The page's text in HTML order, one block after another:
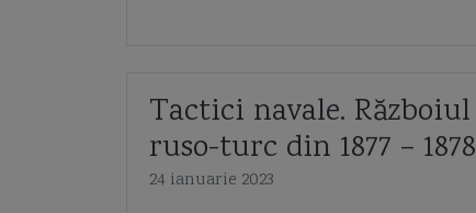
Tactici navale. Războiul
ruso-turc din 1877 – 1878
24 ianuarie 2023